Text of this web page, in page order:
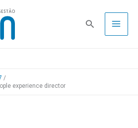
Pesquisa
experience director